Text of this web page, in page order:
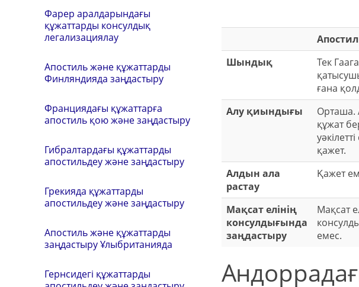
Фарер аралдарындағы
құжаттарды консулдық
легализациялау
Апостиль және құжаттарды
Финляндияда заңдастыру
Франциядағы құжаттарға
апостиль қою және заңдастыру
Гибралтардағы құжаттарды
апостильдеу және заңдастыру
Грекияда құжаттарды
апостильдеу және заңдастыру
Апостиль және құжаттарды
заңдастыру Ұлыбританияда
Гернсидегі құжаттарды
Шындық
Тек
ғана
Алу қиындығы
Орташа.
құжат
қажет.
Алдын ала
растау
Қажет
Мақсат елінің
консулдығында
заңдастыру
Мақсат
емес.